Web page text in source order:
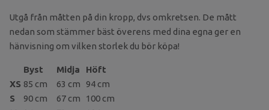
Utgå från måtten på din kropp, dvs omkretsen. De mått
nedan som stämmer bäst överens med dina egna ger en
hänvisning om vilken storlek du bör köpa!
Byst Midja
Höft
XS 85 cm 63 cm
94 cm
S
90 cm 67 cm
100 cm